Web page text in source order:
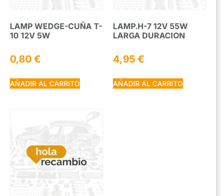
LAMP WEDGE-CUÑA T-
10 12V 5W
0,80 €
AÑADIR AL CARRITO
LAMP.H-7 12V 55W
LARGA DURACION
4,95 €
AÑADIR AL CARRITO